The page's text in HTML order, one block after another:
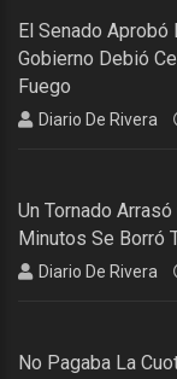
El Senado
Gobierno Debió
Fuego
Diario De Rivera
Un Tornado Arrasó
Minutos Se Borró
Diario De Rivera
No Pagaba La